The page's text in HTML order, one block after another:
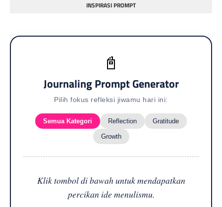
INSPIRASI PROMPT
📓
Journaling Prompt Generator
Pilih fokus refleksi jiwamu hari ini:
Semua Kategori Reflection Gratitude
Growth
Klik tombol di bawah untuk mendapatkan
percikan ide menulismu.